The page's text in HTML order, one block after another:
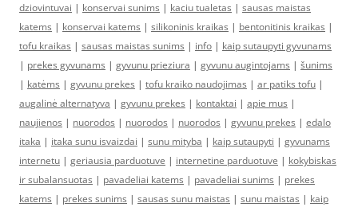
dziovintuvai | konservai sunims | kaciu tualetas | sausas maistas
katems | konservai katems | silikoninis kraikas | bentonitinis kraikas |
tofu kraikas | sausas maistas sunims | info | kaip sutaupyti gyvunams
| prekes gyvunams | gyvunu prieziura | gyvunu augintojams | šunims
| katėms | gyvunu prekes | tofu kraiko naudojimas | ar patiks tofu |
augalinė alternatyva | gyvunu prekes | kontaktai | apie mus |
naujienos | nuorodos | nuorodos | nuorodos | gyvunu prekes | edalo
itaka | itaka sunu isvaizdai | sunu mityba | kaip sutaupyti | gyvunams
internetu | geriausia parduotuve | internetine parduotuve | kokybiskas
ir subalansuotas | pavadeliai katems | pavadeliai sunims | prekes
katems | prekes sunims | sausas sunu maistas | sunu maistas | kaip